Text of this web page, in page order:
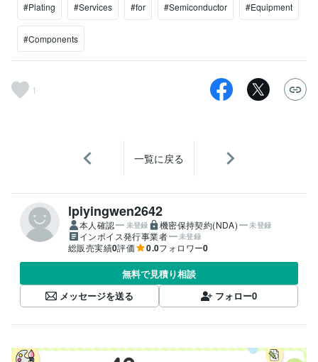
#Plating #Services #for #Semiconductor #Equipment
#Components
1
一覧に戻る
lpiyingwen2642
本人確認 未登録 機密保持契約(NDA) 未登録
インボイス発行事業者 未登録
総販売実績0評価 0.0フォロワー0
無料で見積り相談
メッセージを送る
フォロー0